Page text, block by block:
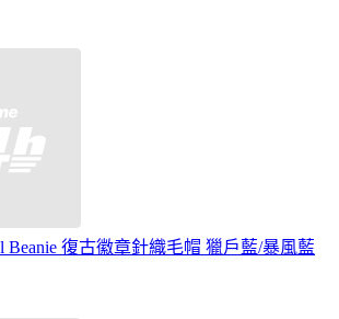
Beanie 復古徽章針織毛帽 獵戶藍/暴風藍